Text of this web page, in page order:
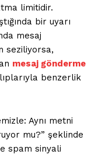
limitidir.
bir uyarı
mesaj
seziliyorsa,
mesaj gönderme
benzerlik
Aynı metni
mu?” şeklinde
spam sinyali